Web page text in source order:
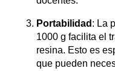
Portabilidad : La
1000 g facilita el
resina. Esto es
que pueden